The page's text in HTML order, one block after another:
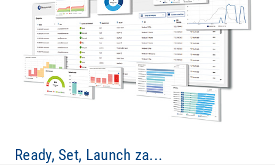
Ready, Set, Launch za...